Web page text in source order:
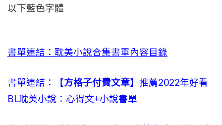
以下藍色字體
書單連結：耽美小說合集書單內容目錄
書單連結：【方格子付費文章】推薦2022年好看
BL耽美小說：心得文+小說書單